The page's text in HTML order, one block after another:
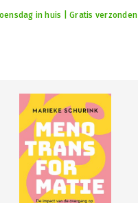
in huis | Gratis verzonden